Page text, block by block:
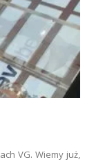
VG. Wiemy już,